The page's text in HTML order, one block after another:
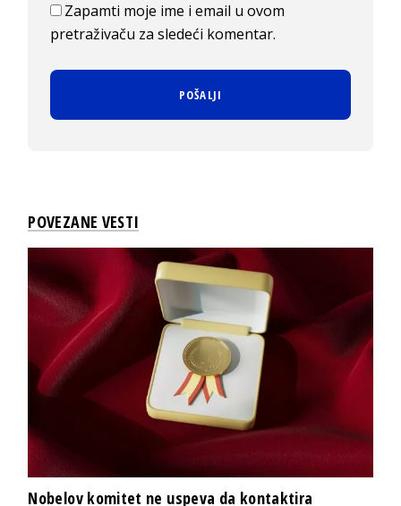
Zapamti moje ime i email u ovom
pretraživaču za sledeći komentar.
POVEZANE VESTI
Nobelov komitet ne uspeva da kontaktira